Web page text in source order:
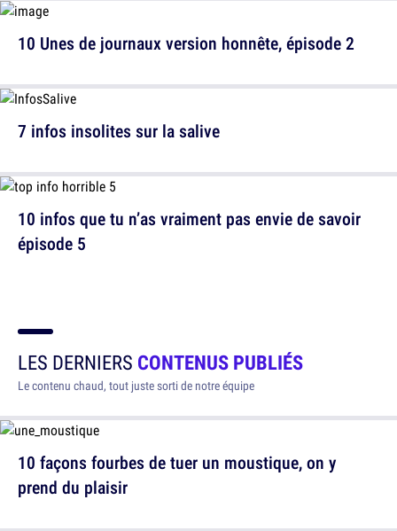
7 infos insolites sur la salive
10 infos que tu n’as vraiment pas envie de savoir
épisode 5
10 Unes de journaux version honnête, épisode 2
LES DERNIERS CONTENUS PUBLIÉS
Le contenu chaud, tout juste sorti de notre équipe
10 façons fourbes de tuer un moustique, on y
prend du plaisir